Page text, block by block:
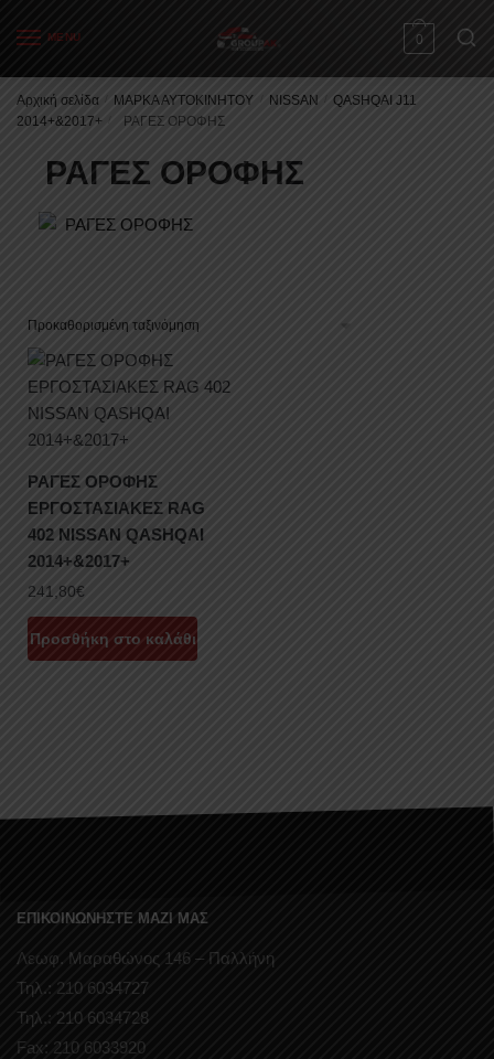
MENU 0
Αρχική σελίδα ΜΑΡΚΑ ΑΥΤΟΚΙΝΗΤΟΥ NISSAN
QASHQAI J11
2014+&2017+
ΡΑΓΕΣ ΟΡΟΦΗΣ
ΡΑΓΕΣ ΟΡΟΦΗΣ
ΡΑΓΕΣ ΟΡΟΦΗΣ
ΕΡΓΟΣΤΑΣΙΑΚΕΣ RAG
402 NISSAN QASHQAI
2014+&2017+
241,80€
Προσθήκη στο καλάθι
ΕΠΙΚΟΙΝΩΝΗΣΤΕ ΜΑΖΙ ΜΑΣ
Λεωφ. Μαραθώνος 146 – Παλλήνη
Τηλ.: 210 6034727
Τηλ.: 210 6034728
Fax: 210 6033920